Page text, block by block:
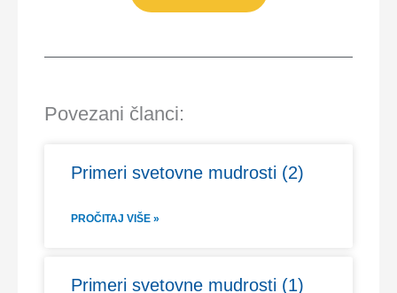
Povezani članci:
Primeri svetovne mudrosti (2)
PROČITAJ VIŠE »
Primeri svetovne mudrosti (1)